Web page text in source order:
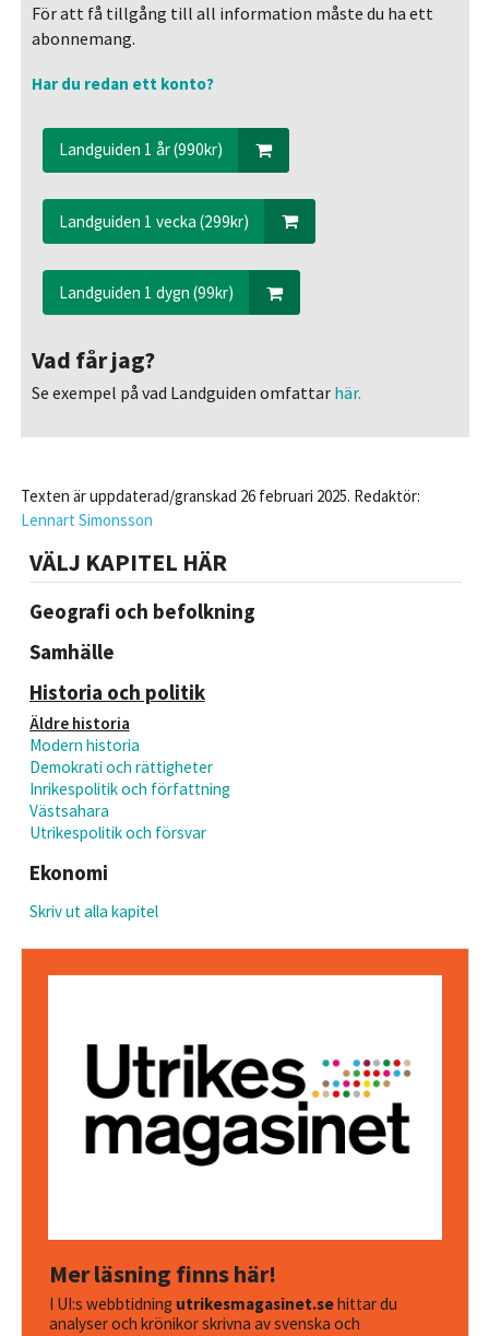
För att få tillgång till all information måste du ha ett
abonnemang.
Har du redan ett konto?
Landguiden 1 år (990kr)
Landguiden 1 vecka (299kr)
Landguiden 1 dygn (99kr)
Vad får jag?
Se exempel på vad Landguiden omfattarhär.
Texten är uppdaterad/granskad 26 februari 2025. Redaktör:
Lennart Simonsson
VÄLJ KAPITEL HÄR
Geografi och befolkning
Samhälle
Historia och politik
Äldre historia
Modern historia
Demokrati och rättigheter
Inrikespolitik och författning
Västsahara
Utrikespolitik och försvar
Ekonomi
Skriv ut alla kapitel
Mer läsning finns här!
I UI:s webbtidning utrikesmagasinet.sehittar du
analyser och krönikor skrivna av svenska och